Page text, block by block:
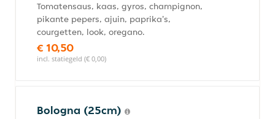
Tomatensaus, kaas, gyros, champignon,
pikante pepers, ajuin, paprika's,
courgetten, look, oregano.
€ 10,50
incl. statiegeld (€ 0,00)
Bologna (25cm)